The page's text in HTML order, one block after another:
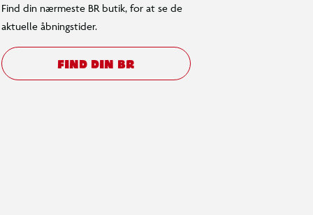
Find din nærmeste BR butik, for at se de
aktuelle åbningstider.
FIND DIN BR